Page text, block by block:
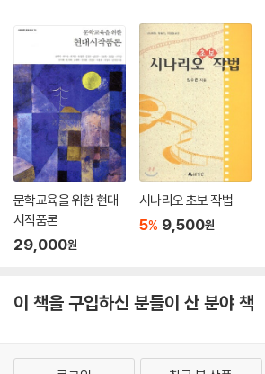
문학교육을 위한 현대
시작품론
29,000원
시나리오 초보 작법
5% 9,500원
이 책을 구입하신 분들이 산 분야 책